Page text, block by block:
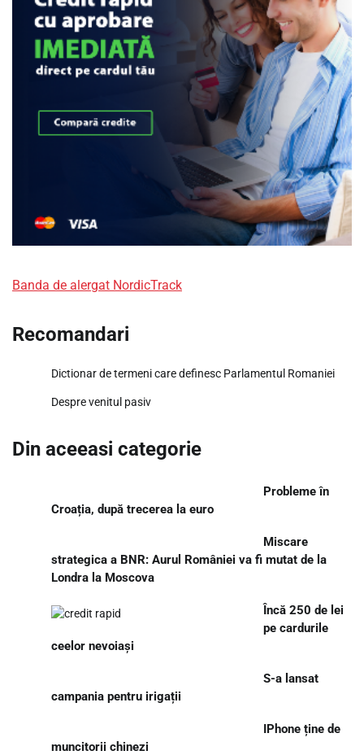
Banda de alergat NordicTrack
Recomandari
Dictionar de termeni care definesc Parlamentul Romaniei
Despre venitul pasiv
Din aceeasi categorie
Probleme în
Croația, după trecerea la euro
Miscare
strategica a BNR: Aurul României va fi mutat de la
Londra la Moscova
Încă 250 de lei
pe cardurile
ceelor nevoiași
S-a lansat
campania pentru irigații
IPhone ține de
muncitorii chinezi